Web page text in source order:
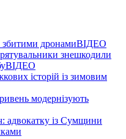
збитими дронамиВІДЕО
знешкодили
ВІДЕО
історій із зимовим
модернізують
адвокатку із Сумщини